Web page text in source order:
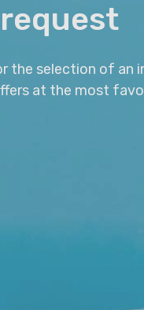
the selection of an
at the most